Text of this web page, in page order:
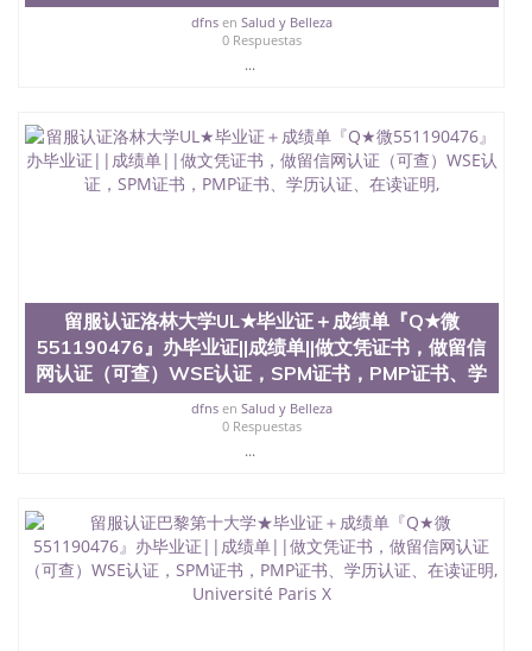
dfnsen Salud y Belleza
0 Respuestas
...
留服认证洛林大学UL★毕业证＋成绩单『Q★微
551190476』办毕业证||成绩单||做文凭证书，做留信
网认证（可查）WSE认证，SPM证书，PMP证书、学
dfnsen Salud y Belleza
0 Respuestas
...